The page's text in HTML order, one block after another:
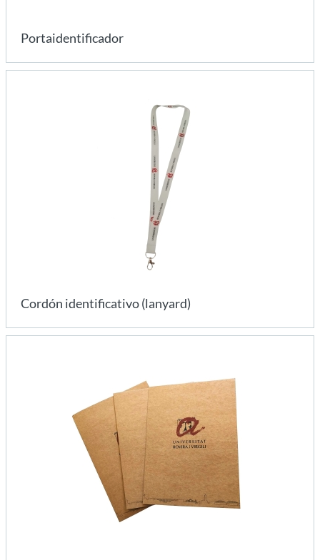
Portaidentificador
Cordón identificativo (lanyard)